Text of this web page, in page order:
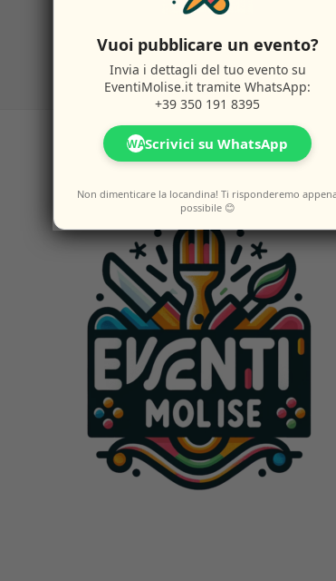
Vuoi pubblicare un evento?
Invia i dettagli del tuo evento su
EventiMolise.it tramite WhatsApp:
+39 350 191 8395
WAScrivici su WhatsApp
Non dimenticare la locandina! Ti risponderemo
possibile 😊